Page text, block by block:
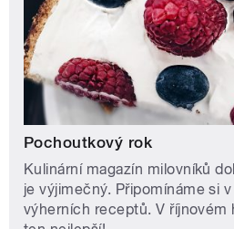
Pochoutkový rok
Kulinární magazín milovníků
je výjimečný. Připomínáme si
výherních receptů. V říjnovém